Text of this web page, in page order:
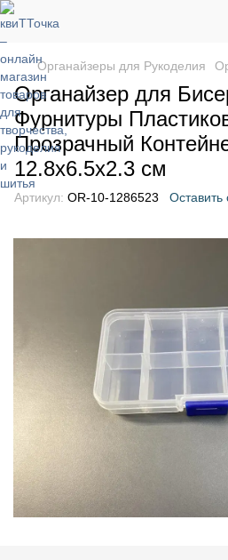
Органайзеры для Рукоделия
Органайзер для
Фурнитуры
Прозрачный
12.8х6.5х2.3 см
Артикул: OR-10-1286523 Оставить